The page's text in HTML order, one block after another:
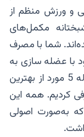
و ورزش منظم از
مکمل‌های
شما با مصرف
با عضله سازی به
اندام دلخواه خود دست پیدا کنید. در این مقاله 5 مورد از بهترین
کردیم. همه این
به‌صورت اصولی